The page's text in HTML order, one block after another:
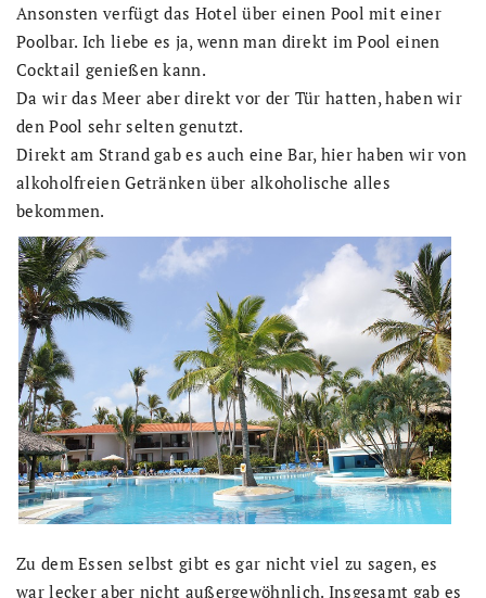
Ansonsten verfügt das Hotel über einen Pool mit einer
Poolbar. Ich liebe es ja, wenn man direkt im Pool einen
Cocktail genießen kann.
Da wir das Meer aber direkt vor der Tür hatten, haben wir
den Pool sehr selten genutzt.
Direkt am Strand gab es auch eine Bar, hier haben wir von
alkoholfreien Getränken über alkoholische alles
bekommen.
Zu dem Essen selbst gibt es gar nicht viel zu sagen, es
war lecker aber nicht außergewöhnlich. Insgesamt gab es